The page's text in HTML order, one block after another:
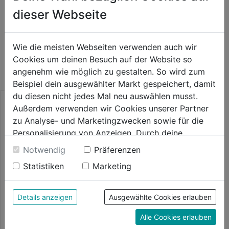
WEITERE PRODUKTE AUS DIESER
KATEGORIE
dieser Webseite
Wie die meisten Webseiten verwenden auch wir
Cookies um deinen Besuch auf der Website so
angenehm wie möglich zu gestalten. So wird zum
Beispiel dein ausgewählter Markt gespeichert, damit
du diesen nicht jedes Mal neu auswählen musst.
Außerdem verwenden wir Cookies unserer Partner
zu Analyse- und Marketingzwecken sowie für die
Personalisierung von Anzeigen. Durch deine
Einwilligung werden die Daten von Drittanbieter,
unter anderem auch in den USA, verarbeitet.
Durch Klick auf "Alle Cookies erlauben" stimmst du
der Verwendung aller Cookies zu. Unter "Details
anzeigen" findest du alle Infos zu den
unterschiedlichen Cookies, unter "Cookies
Konfigurieren" kannst du auswählen, welche Cookies
Notwendig
Präferenzen
Statistiken
Marketing
Details anzeigen Ausgewählte Cookies erlauben
Alle Cookies erlauben